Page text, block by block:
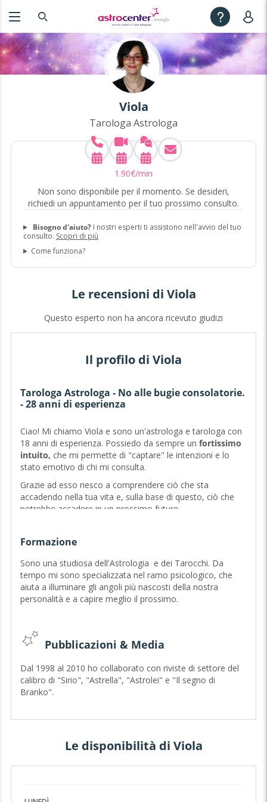
Viola
Tarologa Astrologa
1 .90€/min
Non sono disponibile per il momento. Se desideri,
richiedi un appuntamento per il tuo prossimo consulto.
Bisogno d'aiuto?I nostri esperti ti assistono nell'avvio del tuo
consulto. Scopri di più
Come funziona?
Le recensioni di Viola
Questo esperto non ha ancora ricevuto giudizi
Il profilo di Viola
Tarologa Astrologa - No alle bugie consolatorie.
- 28 anni di esperienza
Ciao! Mi chiamo Viola e sono un'astrologa e tarologa con
18 anni di esperienza. Possiedo da sempre un fortissimo
intuito, che mi permette di "captare" le intenzioni e lo
stato emotivo di chi mi consulta.
Grazie ad esso riesco a comprendere ciò che sta
accadendo nella tua vita e, sulla base di questo, ciò che
potrebbe accadere in un prossimo futuro.
un medico, un avvocato e neppure un consulente
Ti prego quindi di non interrogarmi su questioni
inerenti alla salute (gravidanze, malattie, sesso del
bambino che porti in grembo...), all'ambito legale o
economico (esito di processi in corso, investimenti di
inviato energie negative.
SINCERITA'? Sì GRAZIE
Dire la verità sempre e comunque:questo per me è
fondamentale, poiché non ritengo corretto
Capita spesso che durante un consulto i Tarocchi
vorremmo sentire,obbligandoci a vedere una persona o
Formazione
Sono una studiosa dell'Astrologia e dei Tarocchi. Da
tempo mi sono specializzata nel ramo psicologico, che
aiuta a illuminare gli angoli più nascosti della nostra
personalità e a capire meglio il prossimo.
Pubblicazioni & Media
Dal 1998 al 2010 ho collaborato con riviste di settore del
calibro di "Sirio", "Astrella", "Astrolei" e "Il segno di
Branko".
Le disponibilità di Viola